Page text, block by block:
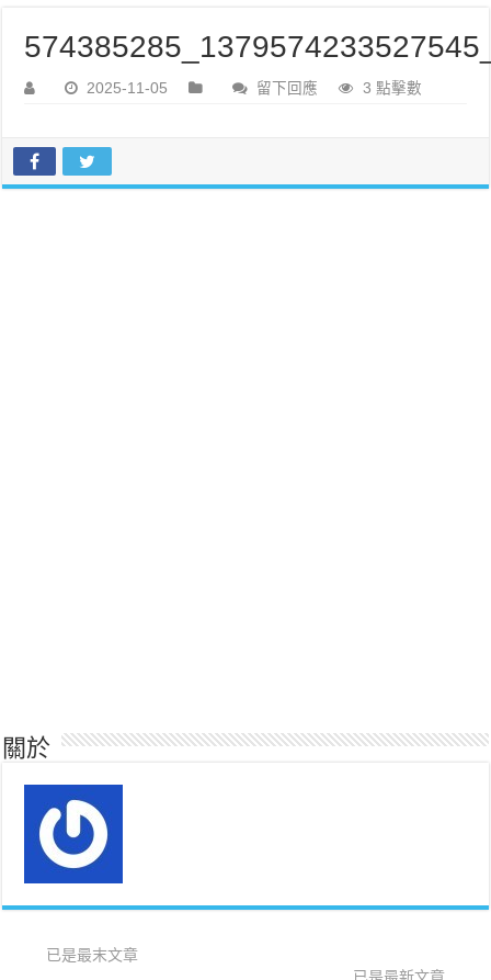
2025-11-05 留下回應 3 點擊數
關於
已是最末文章